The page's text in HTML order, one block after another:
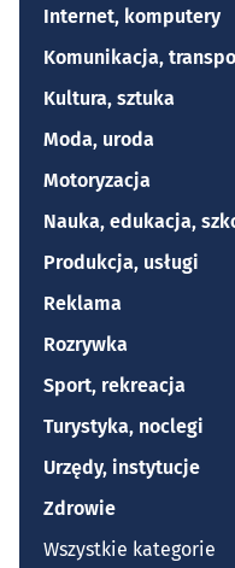
Internet, komputery
Komunikacja,
Kultura, sztuka
Moda, uroda
Motoryzacja
Nauka, edukacja,
Produkcja, usługi
Reklama
Rozrywka
Sport, rekreacja
Turystyka, noclegi
Urzędy, instytucje
Zdrowie
Wszystkie kategorie